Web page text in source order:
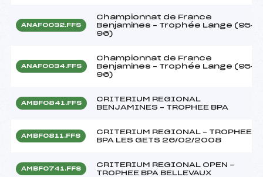
ANAF0032.FFS
Championnat de France
Benjamines – Trophée Lange (95-
96)
ANAF0034.FFS
Championnat de France
Benjamines – Trophée Lange (95-
96)
AMBF0841.FFS
CRITERIUM REGIONAL
BENJAMINES – TROPHEE BPA
AMBF0811.FFS
CRITERIUM REGIONAL – TROPHEE
BPA LES GETS 26/02/2008
AMBF0741.FFS
CRITERIUM REGIONAL OPEN –
TROPHEE BPA BELLEVAUX